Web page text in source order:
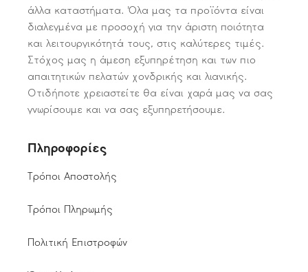
άλλα καταστήματα. Όλα μας τα προϊόντα είναι
διαλεγμένα με προσοχή για την άριστη ποιότητα
και λειτουργικότητά τους, στις καλύτερες τιμές.
Στόχος μας η άμεση εξυπηρέτηση και των πιο
απαιτητικών πελατών χονδρικής και λιανικής.
Οτιδήποτε χρειαστείτε θα είναι χαρά μας να σας
γνωρίσουμε και να σας εξυπηρετήσουμε.
Πληροφορίες
Τρόποι Αποστολής
Τρόποι Πληρωμής
Πολιτική Επιστροφών